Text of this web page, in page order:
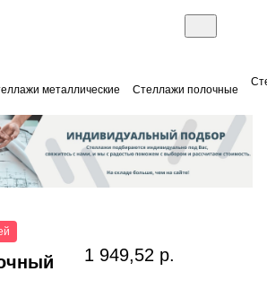
металлические Стеллажи полочные
1 949,52 р.